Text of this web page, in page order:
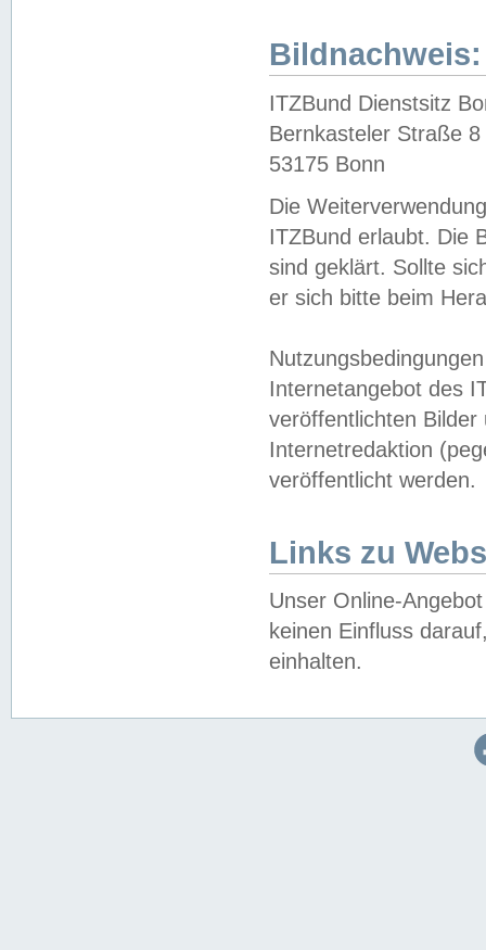
Bildnachweis:
ITZBund Dienstsitz
Bernkasteler Straße 8
53175 Bonn
Die
ITZBund erlaubt. Die
sind geklärt. Sollte
er sich bitte beim
Internetangebot des
veröffentlichten
Internetredaktion
veröffentlicht werden.
Links zu
Unser Online-
keinen Einfluss
einhalten.